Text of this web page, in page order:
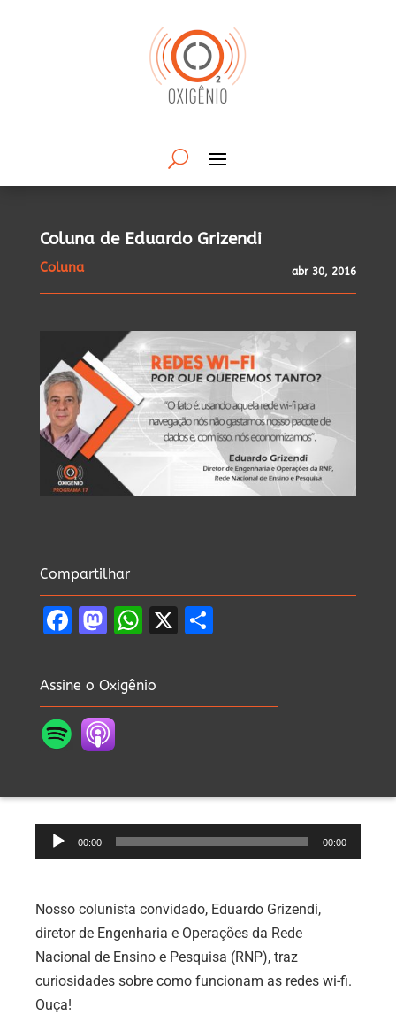
Coluna de Eduardo Grizendi
Coluna abr 30, 2016
Compartilhar
Facebook
Mastodon
WhatsApp
X
Assine o Oxigênio
Tocador
de
00:00 00:00
Nosso colunista convidado, Eduardo Grizendi,
diretor de Engenharia e Operações da Rede
Nacional de Ensino e Pesquisa (RNP), traz
curiosidades sobre como funcionam as redes wi-fi.
Ouça!